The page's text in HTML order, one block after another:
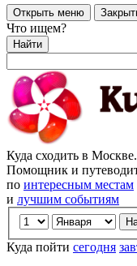
Открыть меню
Что ищем?
Найти
Куда сходить в
Помощник и
по интересным местам
и лучшим событиям
Куда пойти сегодня